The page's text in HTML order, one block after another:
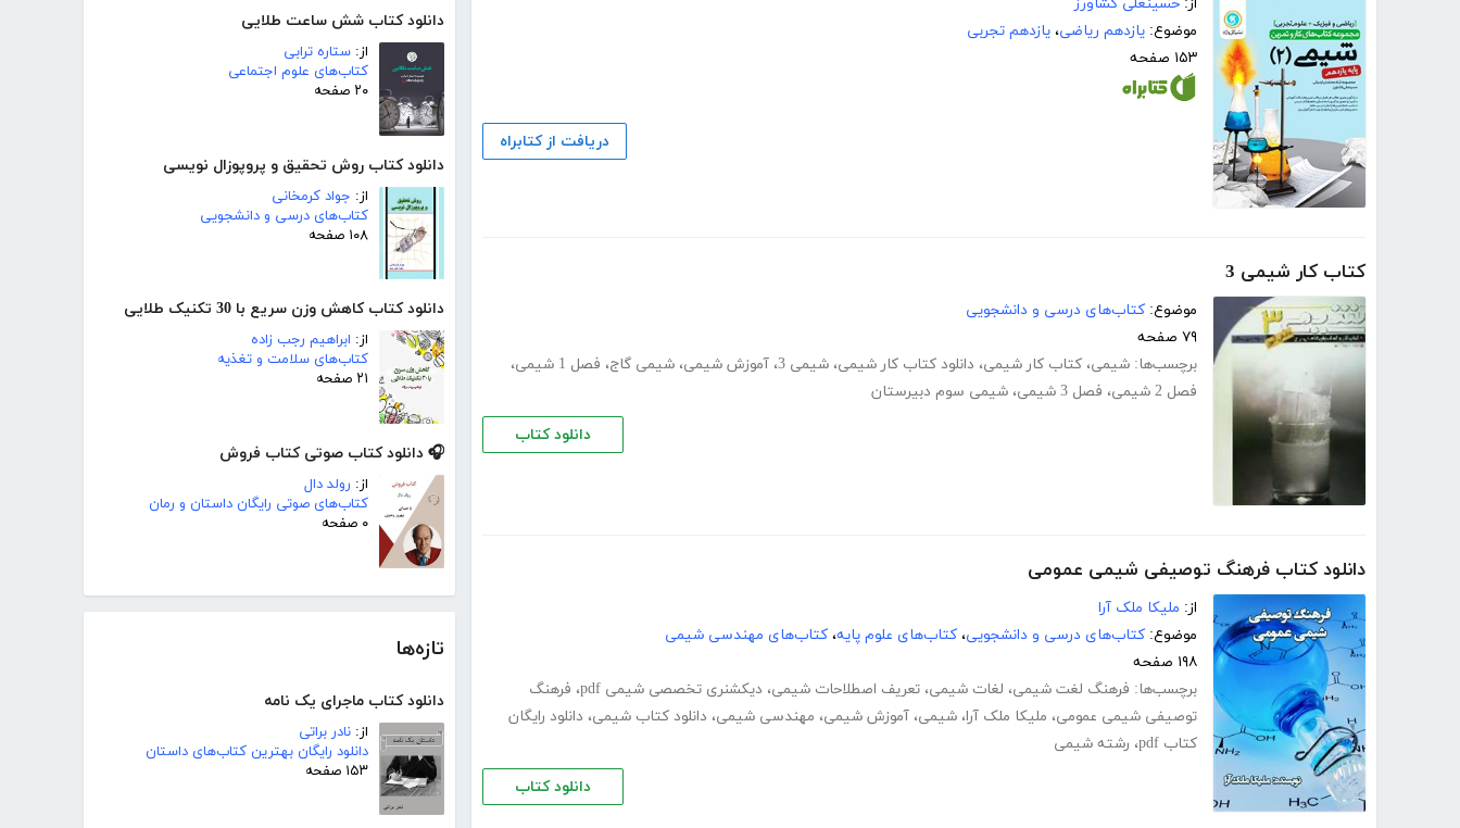
دانلود کتاب شش ساعت طلایی
از: ستاره ترابی
کتاب‌های علوم اجتماعی
۲۰ صفحه
دانلود کتاب روش تحقیق و پروپوزال نویسی
از: جواد کرمخانی
کتاب‌های درسی و دانشجویی
۱۰۸ صفحه
دانلود کتاب کاهش وزن سریع با 30 تکنیک طلایی
از: ابراهیم رجب زاده
کتاب‌های سلامت و تغذیه
۲۱ صفحه
🎧 دانلود کتاب صوتی کتاب فروش
از: رولد دال
کتاب‌های صوتی رایگان داستان و رمان
۰ صفحه
تازه‌ها
دانلود کتاب ماجرای یک نامه
از: نادر براتی
دانلود رایگان بهترین کتاب‌های داستان
۱۵۳ صفحه
موضوع: یازدهم ریاضی، یازدهم تجربی
۱۵۳ صفحه
دریافت از کتابراه
کتاب کار شیمی 3
موضوع: کتاب‌های درسی و دانشجویی
۷۹ صفحه
برچسب‌ها: شیمی، کتاب کار شیمی، دانلود کتاب کار شیمی، شیمی 3 ، آموزش شیمی، شیمی گاج، فصل 1 شیمی
،
فصل 2 شیمی
، فصل 3 شیمی ، شیمی سوم دبیرستان
دانلود کتاب
دانلود کتاب فرهنگ توصیفی شیمی عمومی
از: ملیکا ملک آرا
موضوع: کتاب‌های درسی و دانشجویی، کتاب‌های علوم پایه، کتاب‌های مهندسی شیمی
۱۹۸ صفحه
برچسب‌ها: فرهنگ لغت شیمی، لغات شیمی، تعریف اصطلاحات شیمی، دیکشنری تخصصی شیمی pdf ، فرهنگ
توصیفی شیمی عمومی، ملیکا ملک آرا، شیمی، آموزش شیمی، مهندسی شیمی، دانلود کتاب شیمی، دانلود رایگان
کتاب pdf
، رشته شیمی
دانلود کتاب